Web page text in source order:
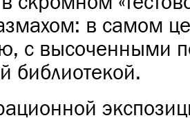
в самом
с высоченными
библиотекой.